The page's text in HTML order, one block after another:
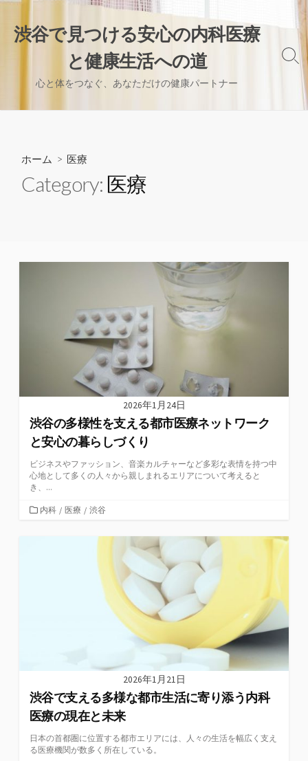
ス
渋谷で見つける安心の内科医療
と健康生活への道
心と体をつなぐ、あなただけの健康パートナー
検
ホーム > 医療
Category: 医療
2026年1月24日
渋谷の多様性を支える都市医療ネットワーク
と安心の暮らしづくり
ビジネスやファッション、音楽カルチャーなど多彩な表情を持つ中
心地として多くの人々から親しまれるエリアについて考えると
き、...
カ内科 / 医療 / 渋谷
2026年1月21日
渋谷で支える多様な都市生活に寄り添う内科
医療の現在と未来
日本の首都圏に位置する都市エリアには、人々の生活を幅広く支え
る医療機関が数多く所在している。